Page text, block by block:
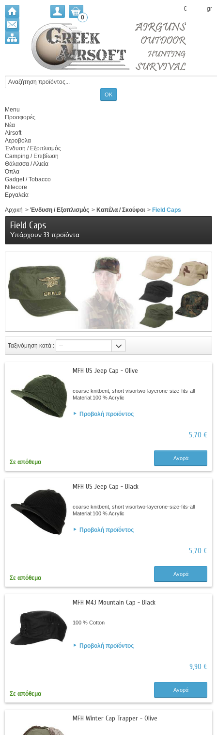
0
€ gr
Menu
Προσφορές
Νέα
Airsoft
Αεροβόλα
Ένδυση / Εξοπλισμός
Camping / Επιβίωση
Θάλασσα / Αλιεία
Όπλα
Gadget / Tobacco
Nitecore
Εργαλεία
Αρχική > Ένδυση / Εξοπλισμός > Καπέλα / Σκούφοι > Field Caps
Field Caps
Υπάρχουν 33 προϊόντα
Ταξινόμηση κατά : --
MFH US Jeep Cap - Olive
coarse knitbent, short visortwo-layerone-size-fits-all
Material:100 % Acrylic
Προβολή προϊόντος
5,70 €
Σε απόθεμα
Αγορά
MFH US Jeep Cap - Black
coarse knitbent, short visortwo-layerone-size-fits-all
Material:100 % Acrylic
Προβολή προϊόντος
5,70 €
Σε απόθεμα
Αγορά
MFH M43 Mountain Cap - Black
100 % Cotton
Προβολή προϊόντος
9,90 €
Σε απόθεμα
Αγορά
MFH Winter Cap Trapper - Olive